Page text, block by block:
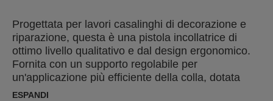
Progettata per lavori casalinghi di decorazione e
riparazione, questa è una pistola incollatrice di
ottimo livello qualitativo e dal design ergonomico.
Fornita con un supporto regolabile per
un'applicazione più efficiente della colla, dotata
anche di un grilletto con copertura morbida per un
ESPANDI